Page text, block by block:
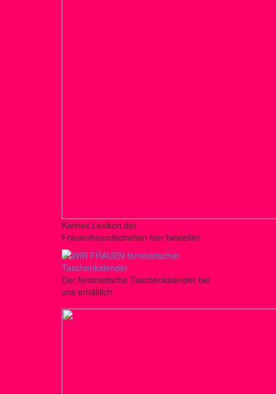
Kleines Lexikon der
Frauenfreundschaften hier bestellen
Der feministische Taschenkalender bei
uns erhältlich